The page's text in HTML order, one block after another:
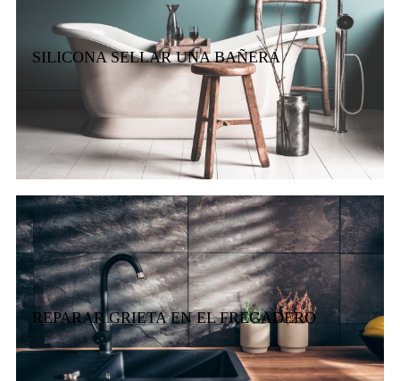
SILICONA SELLAR UNA BAÑERA
REPARAR GRIETA EN EL FREGADERO